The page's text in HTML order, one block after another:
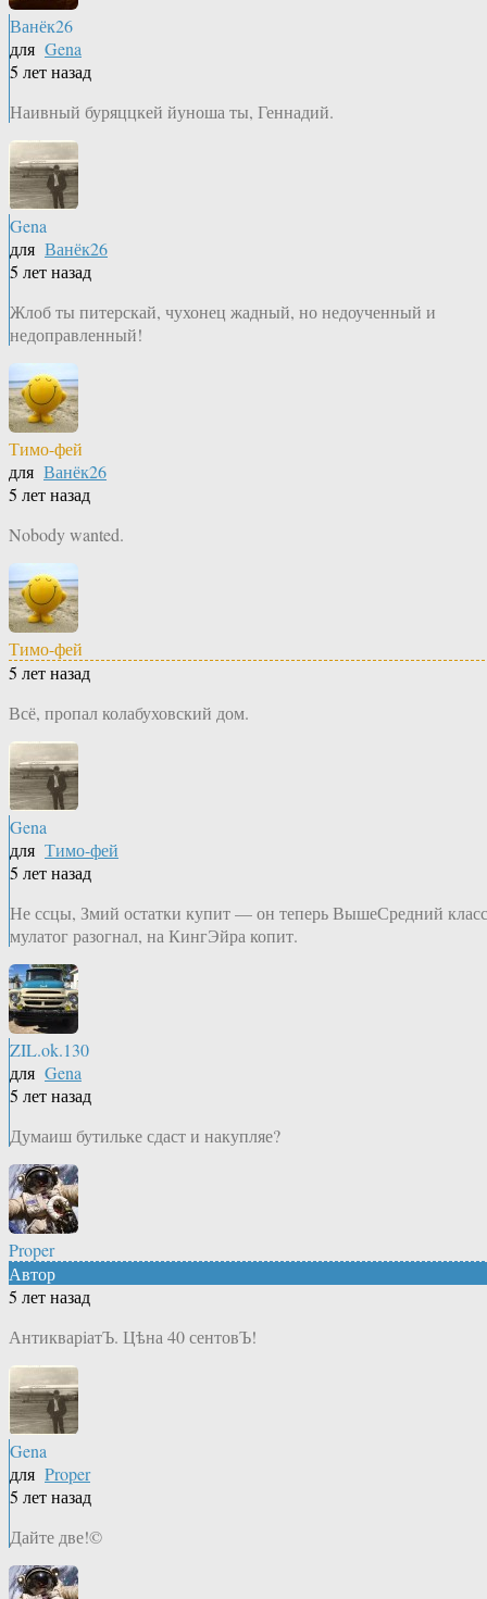
Ванёк26
для Gena
5 лет назад
Наивный буряццкей йуноша ты, Геннадий.
Gena
для Ванёк26
5 лет назад
Жлоб ты питерскай, чухонец жадный, но недоученный и
недоправленный!
Тимо-фей
для Ванёк26
5 лет назад
Nobody wanted.
Тимо-фей
5 лет назад
Всё, пропал колабуховский дом.
Gena
для Тимо-фей
5 лет назад
Не ссцы, Змий остатки купит — он теперь ВышеСредний
мулатог разогнал, на КингЭйра копит.
ZIL.ok.130
для Gena
5 лет назад
Думаиш бутильке сдаст и накупляе?
Proper
Автор
5 лет назад
АнтикварiатЪ. Цѣна 40 сентовЪ!
Gena
для Proper
5 лет назад
Дайте две!©